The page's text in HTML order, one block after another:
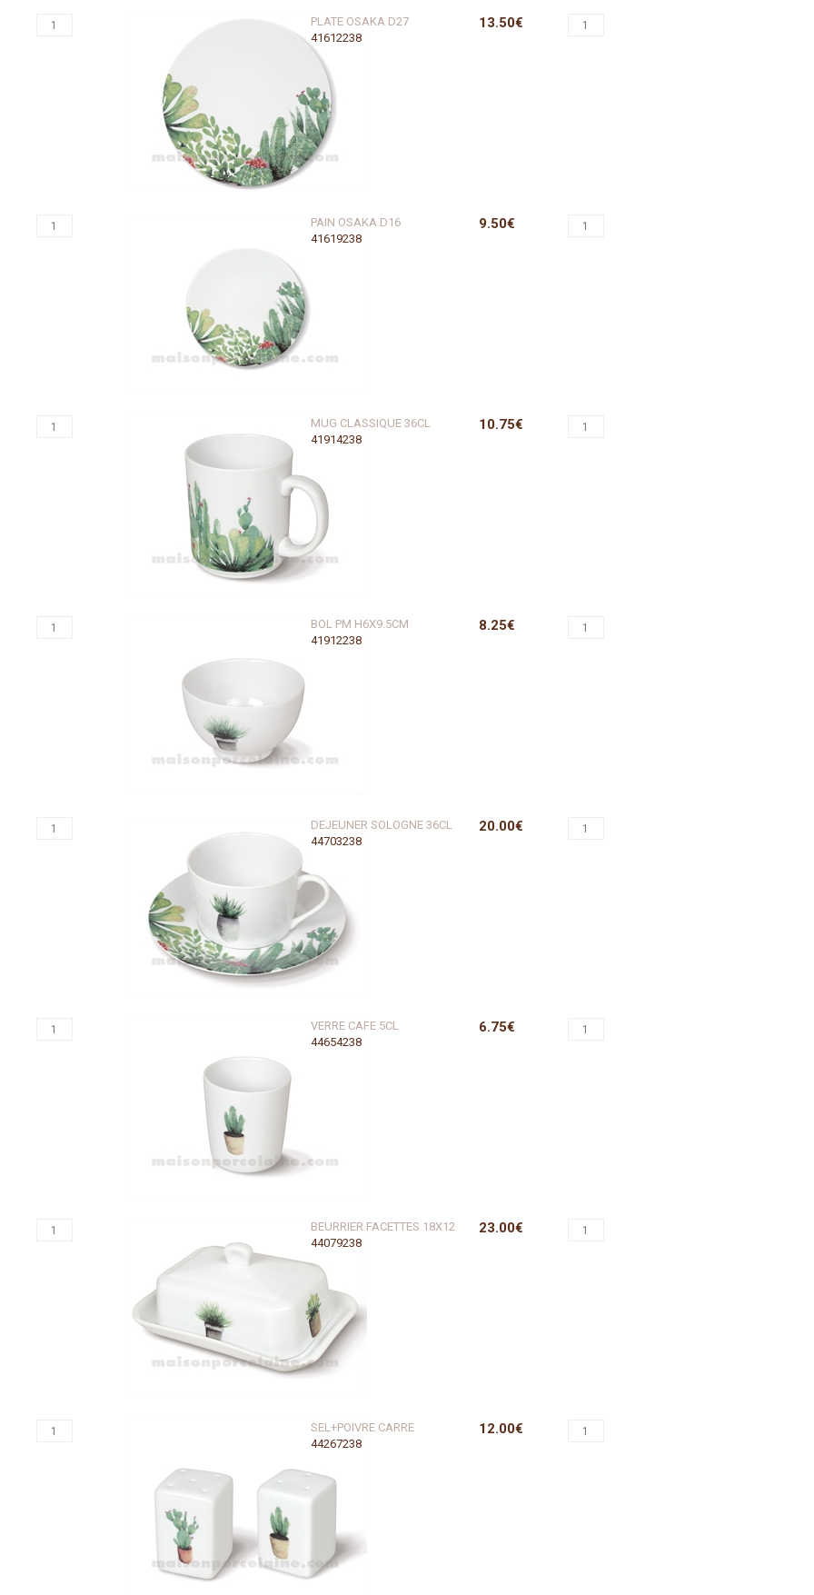
PLATE OSAKA D27
41612238
13.50€
PAIN OSAKA D16
41619238
9.50€
MUG CLASSIQUE 36CL
41914238
10.75€
BOL PM H6X9.5CM
41912238
8.25€
DEJEUNER SOLOGNE 36CL
44703238
20.00€
VERRE CAFE 5CL
44654238
6.75€
BEURRIER FACETTES 18X12
44079238
23.00€
SEL+POIVRE CARRE
44267238
12.00€